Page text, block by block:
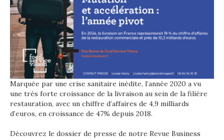
Marquée par une crise sanitaire inédite, l’année 2020 a vu
une très forte croissance de la livraison au sein de la filière
restauration, avec un chiffre d’affaires de 4,9 milliards
d’euros, en croissance de 47% depuis 2018.
Découvrez le dossier de presse de notre Revue Business